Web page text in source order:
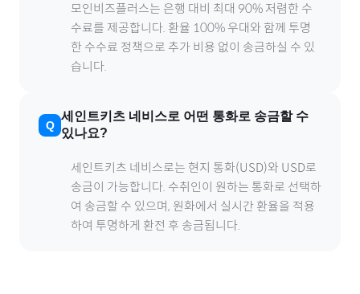
모인비즈플러스는 은행 대비 최대 90% 저렴한 수
수료를 제공합니다. 환율 100% 우대와 함께 투명
한 수수료 정책으로 추가 비용 없이 송금하실 수 있
습니다.
세인트키츠 네비스로 어떤 통화로 송금할 수
있나요?
세인트키츠 네비스로는 현지 통화(USD)와 USD로
송금이 가능합니다. 수취인이 원하는 통화로 선택하
여 송금할 수 있으며, 원화에서 실시간 환율을 적용
하여 투명하게 환전 후 송금됩니다.